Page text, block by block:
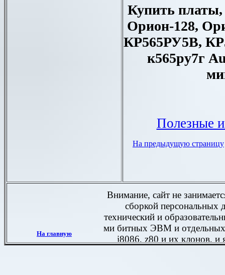
Купить
Орион-128,
КР565РУ5В,
к565ру7г
Полезные и
На предыдущую страницу